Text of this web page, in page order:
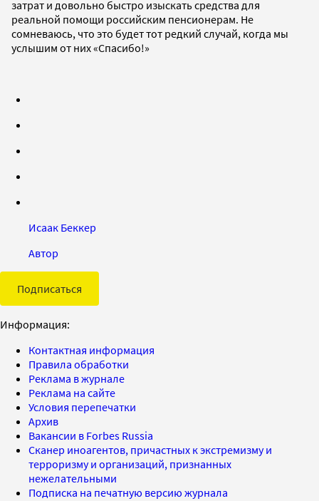
затрат и довольно быстро изыскать средства для
реальной помощи российским пенсионерам. Не
сомневаюсь, что это будет тот редкий случай, когда мы
услышим от них «Спасибо!»
Исаак Беккер
Автор
Подписаться
Информация:
Контактная информация
Правила обработки
Реклама в журнале
Реклама на сайте
Условия перепечатки
Архив
Вакансии в Forbes Russia
Сканер иноагентов, причастных к экстремизму и
терроризму и организаций, признанных
нежелательными
Подписка на печатную версию журнала